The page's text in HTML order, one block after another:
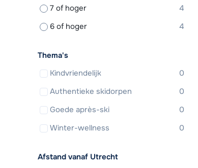
7 of hoger
4
6 of hoger
4
Thema's
Kindvriendelijk
0
Authentieke skidorpen
0
Goede après-ski
0
Winter-wellness
0
Afstand vanaf Utrecht